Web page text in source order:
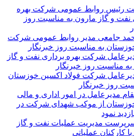
رئیس روابط عمومی شرکت بهره
نفت و گاز مارون به مناسبت روز
جامعی مدیر روابط عمومی شرکت
به مناسبت روز خبرنگار
شرکت بهره برداری نفت و گاز
مناسبت روز خبرنگار
شرکت فولاد اکسین خوزستان
روز خبرنگار
مدیرعامل در امور اداری و مالی
خوزستان از موکب شهدای شرکت در
نمود
سرپرست مدیریت عملیات نفت و گاز
کارکنان عملیاتی